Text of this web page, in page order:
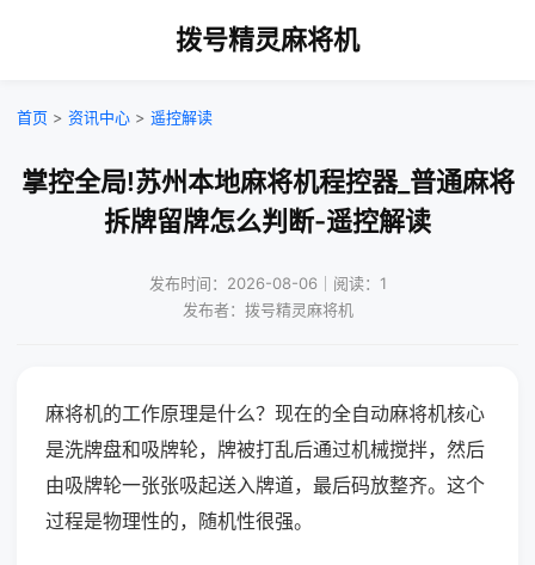
拨号精灵麻将机
首页 > 资讯中心 > 遥控解读
掌控全局!苏州本地麻将机程控器_普通麻将
拆牌留牌怎么判断-遥控解读
发布时间：2026-08-06｜阅读：1
发布者：拨号精灵麻将机
麻将机的工作原理是什么？现在的全自动麻将机核心
是洗牌盘和吸牌轮，牌被打乱后通过机械搅拌，然后
由吸牌轮一张张吸起送入牌道，最后码放整齐。这个
过程是物理性的，随机性很强。